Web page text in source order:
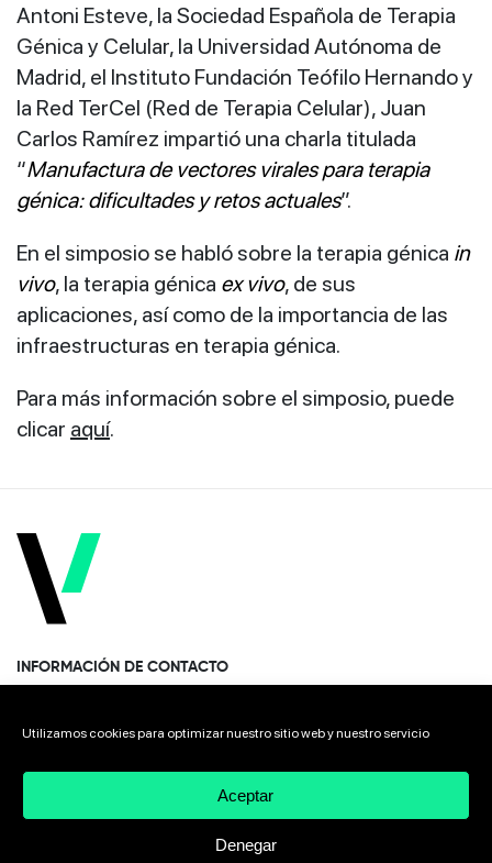
Utilizamos cookies para optimizar nuestro sitio web y nuestro servicio
Aceptar
Denegar
Antoni Esteve, la Sociedad Española de Terapia
Génica y Celular, la Universidad Autónoma de
Madrid, el Instituto Fundación Teófilo Hernando y
la Red TerCel (Red de Terapia Celular), Juan
Carlos Ramírez impartió una charla titulada
“Manufactura de vectores virales para terapia
génica: dificultades y retos actuales”.
En el simposio se habló sobre la terapia génica in
vivo, la terapia génica ex vivo, de sus
aplicaciones, así como de la importancia de las
infraestructuras en terapia génica.
Para más información sobre el simposio, puede
clicar aquí.
INFORMACIÓN DE CONTACTO
20014 Spain